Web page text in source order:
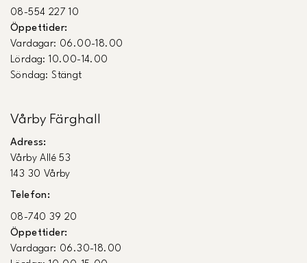
08-554 227 10
Öppettider:
Vardagar: 06.00-18.00
Lördag: 10.00-14.00
Söndag: Stängt
Vårby Färghall
Adress:
Vårby Allé 53
143 30 Vårby
Telefon:
08-740 39 20
Öppettider:
Vardagar: 06.30-18.00